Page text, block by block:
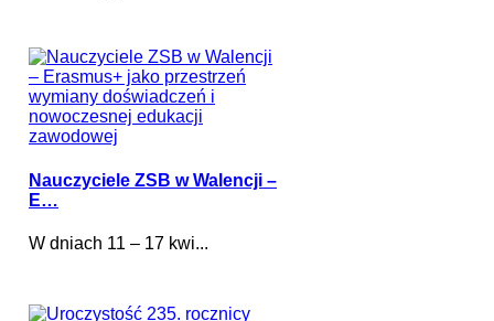
Nauczyciele ZSB w Walencji –
E…
W dniach 11 – 17 kwi...